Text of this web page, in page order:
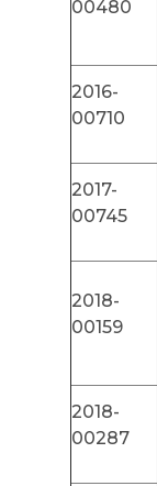
00480
2016-
00710
2017-
00745
2018-
00159
2018-
00287